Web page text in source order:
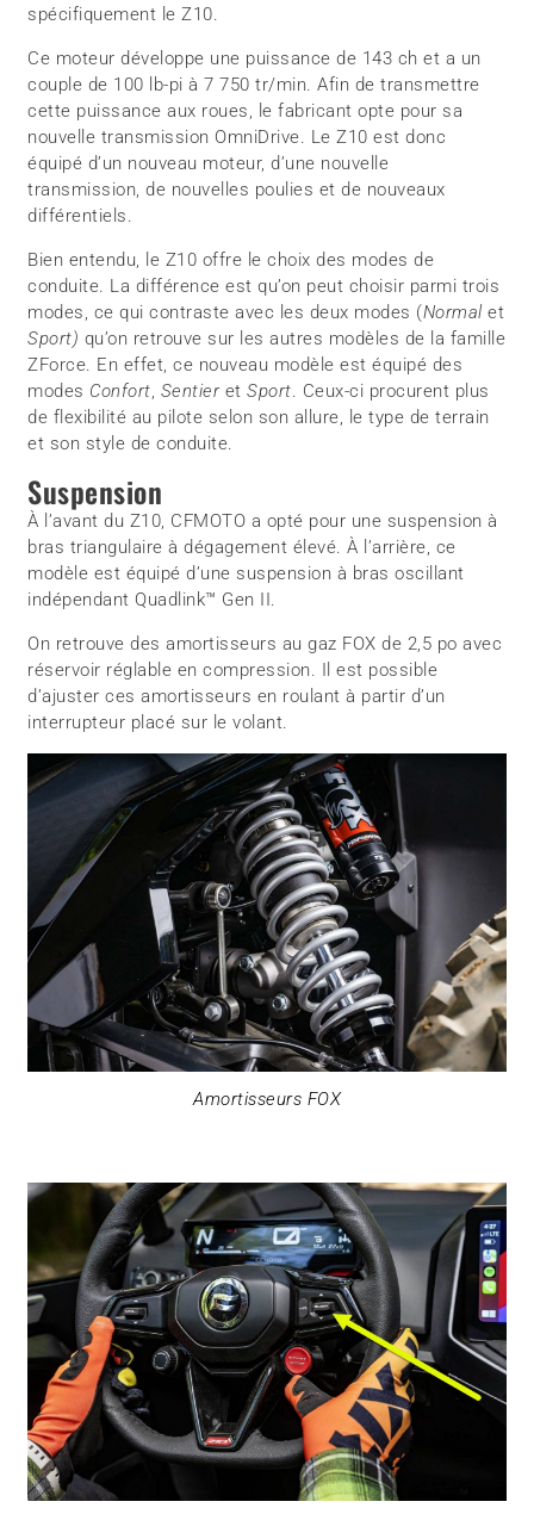
spécifiquement le Z10.
Ce moteur développe une puissance de 143 ch et a un
couple de 100 lb-pi à 7 750 tr/min. Afin de transmettre
cette puissance aux roues, le fabricant opte pour sa
nouvelle transmission OmniDrive. Le Z10 est donc
équipé d’un nouveau moteur, d’une nouvelle
transmission, de nouvelles poulies et de nouveaux
différentiels.
Bien entendu, le Z10 offre le choix des modes de
conduite. La différence est qu’on peut choisir parmi trois
modes, ce qui contraste avec les deux modes (Normalet
Sport) qu’on retrouve sur les autres modèles de la famille
ZForce. En effet, ce nouveau modèle est équipé des
modes Confort SentieretSport . Ceux-ci procurent plus
de flexibilité au pilote selon son allure, le type de terrain
et son style de conduite.
Suspension
À l’avant du Z10, CFMOTO a opté pour une suspension à
bras triangulaire à dégagement élevé. À l’arrière, ce
modèle est équipé d’une suspension à bras oscillant
indépendant Quadlink™ Gen II.
On retrouve des amortisseurs au gaz FOX de 2,5 po avec
réservoir réglable en compression. Il est possible
d’ajuster ces amortisseurs en roulant à partir d’un
interrupteur placé sur le volant.
Amortisseurs FOX